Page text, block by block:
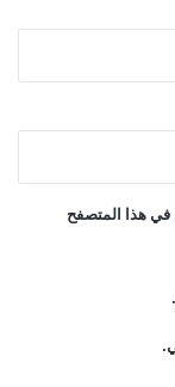
في هذا المتصفح